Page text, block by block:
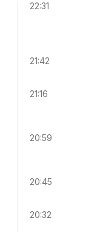
22:31
21:42
21:16
20:59
20:45
20:32